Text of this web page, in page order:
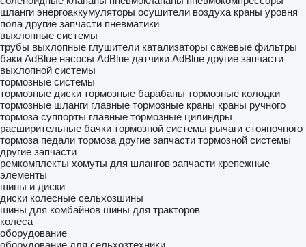
шланги энергоаккумуляторы осушители воздуха краны уровня
пола другие запчасти пневматики
выхлопные системы
трубы выхлопные глушители катализаторы сажевые фильтры
баки AdBlue насосы AdBlue датчики AdBlue другие запчасти
выхлопной системы
тормозные системы
тормозные диски тормозные барабаны тормозные колодки
тормозные шланги главные тормозные краны краны ручного
тормоза суппорты главные тормозные цилиндры
расширительные бачки тормозной системы рычаги стояночного
тормоза педали тормоза другие запчасти тормозной системы
другие запчасти
ремкомплекты хомуты для шлангов запчасти крепежные
элементы
шины и диски
диски колесные сельхозшины
шины для комбайнов шины для тракторов
колеса
оборудование
оборудование для сельхозтехники